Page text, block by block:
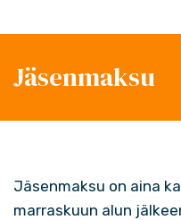
Jäsenmaksu
Jäsenmaksu on aina
marraskuun alun